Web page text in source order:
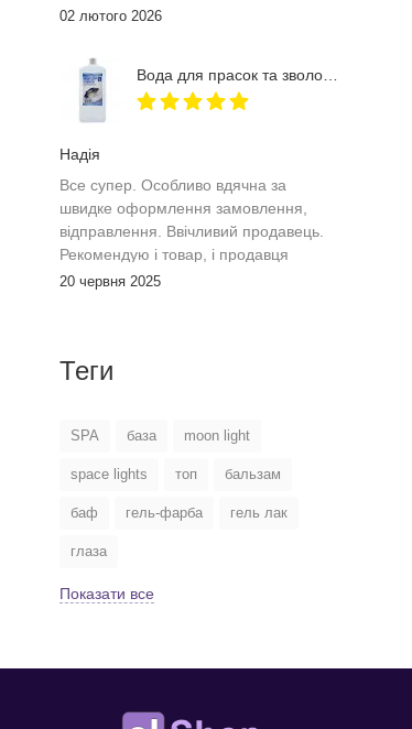
02 лютого 2026
Вода для прасок та зволожувачів повітря Furman 1 л
Надія
Все супер. Особливо вдячна за
швидке оформлення замовлення,
відправлення. Ввічливий продавець.
Рекомендую і товар, і продавця
20 червня 2025
Теги
SPA база moon light
space lights топ бальзам
баф гель-фарба гель лак
глаза
Показати все